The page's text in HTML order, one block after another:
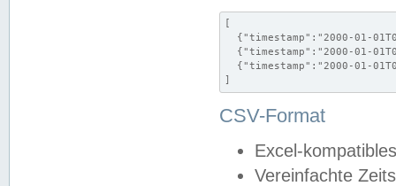
[
{"timestamp":"2000-01-
{"timestamp":"2000-01-
{"timestamp":"2000-01-
]
CSV-Format
Excel-
Vereinfachte